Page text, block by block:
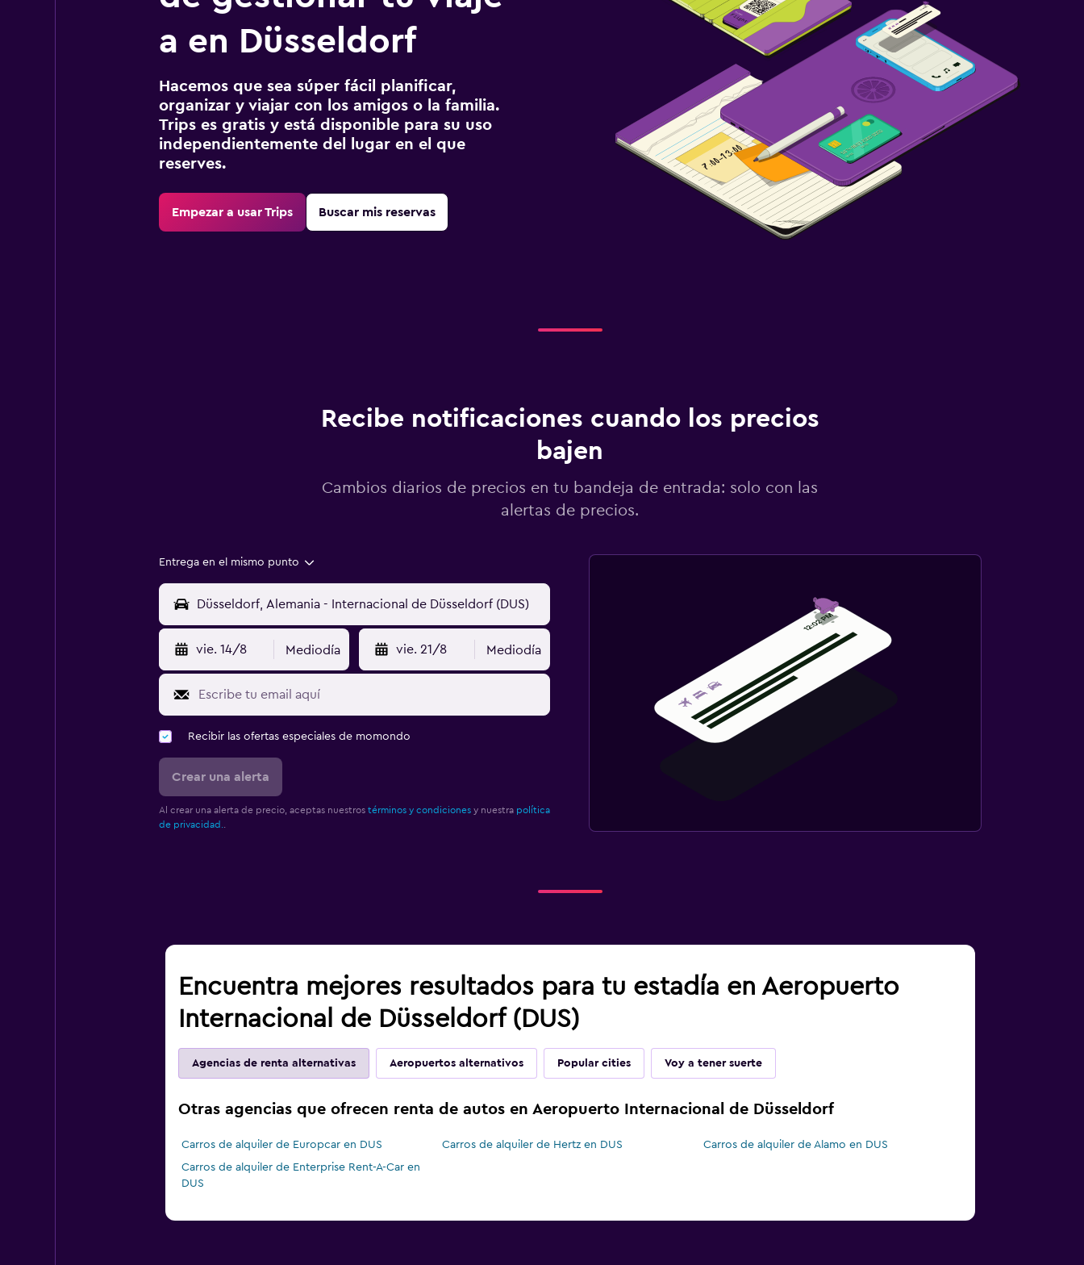
a en Düsseldorf
Hacemos que sea súper fácil planificar,
organizar y viajar con los amigos o la familia.
Trips es gratis y está disponible para su uso
independientemente del lugar en el que
reserves.
Empezar a usar Trips Buscar mis reservas
Recibe notificaciones cuando los precios
bajen
Cambios diarios de precios en tu bandeja de entrada: solo con las
alertas de precios.
Entrega en el mismo punto
vie. 14/8 Mediodía vie. 21/8 Mediodía
Recibir las ofertas especiales de momondo
Crear una alerta
Al crear una alerta de precio, aceptas nuestros términos y condicionesy nuestra política
de privacidad.
Encuentra mejores resultados para tu estadía en Aeropuerto
Internacional de Düsseldorf (DUS)
Agencias de renta alternativas Aeropuertos alternativos Popular cities Voy a tener suerte
Otras agencias que ofrecen renta de autos en Aeropuerto Internacional de Düsseldorf
Carros de alquiler de Europcar en DUS Carros de alquiler de Hertz en DUS
Carros de alquiler de Alamo en DUS
Carros de alquiler de Enterprise Rent-A-Car en
DUS